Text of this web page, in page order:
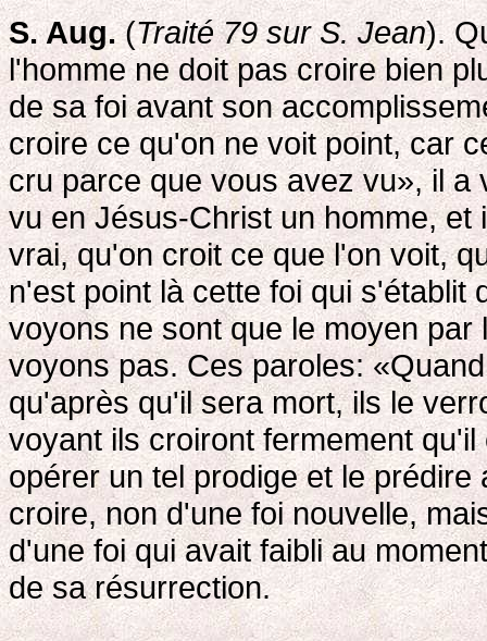
S. Aug.(Traité 79 sur S. Jean).
l'homme ne doit pas croire bien
de sa foi avant son
croire ce qu'on ne voit point, car
cru parce que vous avez vu», il a
vu en Jésus-Christ un homme, et
vrai, qu'on croit ce que l'on voit,
n'est point là cette foi qui s'établit
voyons ne sont que le moyen
voyons pas. Ces paroles:
qu'après qu'il sera mort, ils le
voyant ils croiront fermement
opérer un tel prodige et le
croire, non d'une foi nouvelle,
d'une foi qui avait faibli au
de sa résurrection.